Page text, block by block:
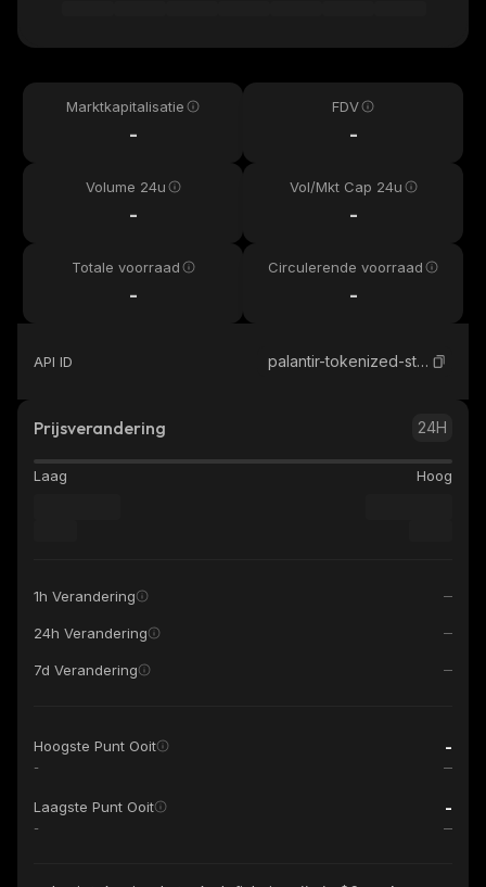
Marktkapitalisatie
-
FDV
-
Volume 24u
-
Vol/Mkt Cap 24u
-
Totale voorraad
-
Circulerende voorraad
-
API ID palantir-tokenized-stock-defichain
Prijsverandering 24H
Laag Hoog
1h Verandering
24h Verandering
7d Verandering
Hoogste Punt Ooit -
-
Laagste Punt Ooit -
-